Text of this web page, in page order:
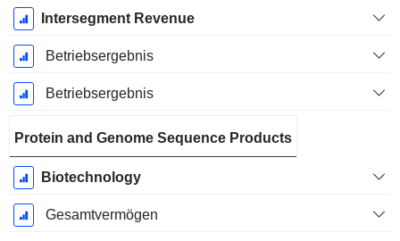
Intersegment Revenue
Betriebsergebnis
Betriebsergebnis
Protein and Genome Sequence Products
Biotechnology
Gesamtvermögen